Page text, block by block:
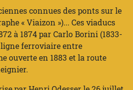
connues des ponts sur le
« Viaizon »)... Ces viaducs
à 1874 par Carlo Borini (1833-
ligne ferroviaire entre
ouverte en 1883 et la route